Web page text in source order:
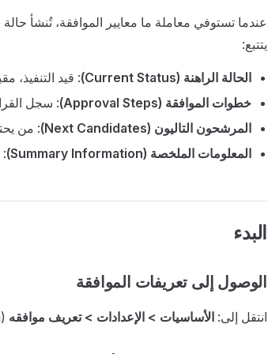
عندما تستوفي معاملة ما معايير الموافقة، تُنشأ
يتتبع:
الحالة الراهنة (Current Status)
: قيد التنفيذ،
خطوات الموافقة (Approval Steps)
: سجل
المرشحون التاليون (Next Candidates)
: من
المعلومات الملخصة (Summary Information)
:
البدء
الوصول إلى تعريفات الموافقة
انتقل إلى: الأساسيات > الإعدادات > تعريف موافقه (Basic > Settings > Approval Definition)